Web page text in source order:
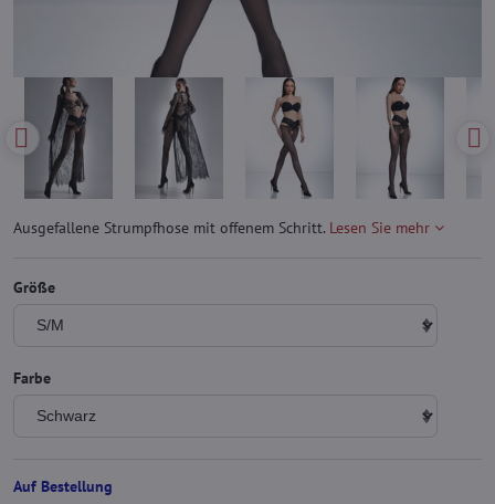
Ausgefallene Strumpfhose mit offenem Schritt. Lesen Sie mehr
Größe
Farbe
Auf Bestellung